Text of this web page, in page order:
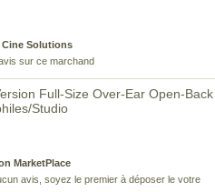
Cine Solutions
sur ce marchand
Full-Size Over-Ear Open-
Studio
MarketPlace
avis, soyez le premier à déposer le votre